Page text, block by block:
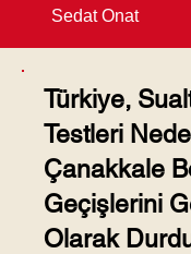
Sedat Onat
Türkiye,
Testleri
Çanakkale
Geçişlerini
Olarak